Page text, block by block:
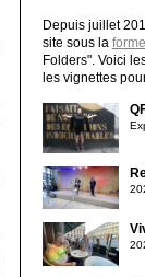
Depuis juillet
site sous la
Folders". Voici
les vignettes